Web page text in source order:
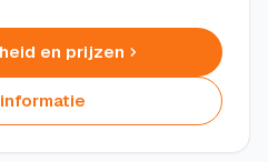
en prijzen